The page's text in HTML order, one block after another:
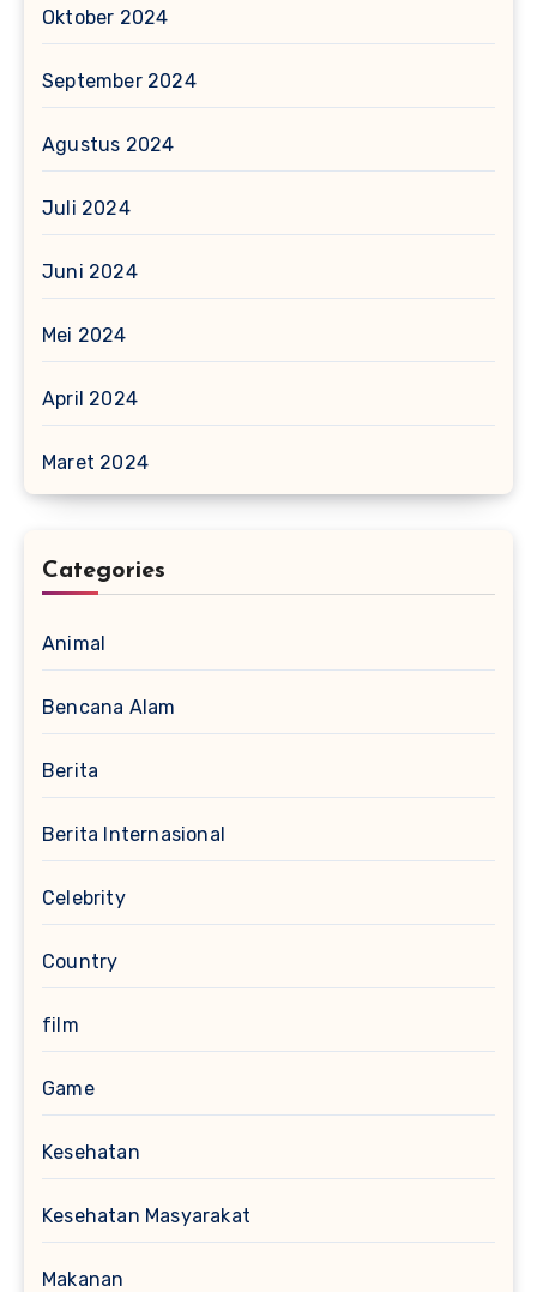
Oktober 2024
September 2024
Agustus 2024
Juli 2024
Juni 2024
Mei 2024
April 2024
Maret 2024
Categories
Animal
Bencana Alam
Berita
Berita Internasional
Celebrity
Country
film
Game
Kesehatan
Kesehatan Masyarakat
Makanan